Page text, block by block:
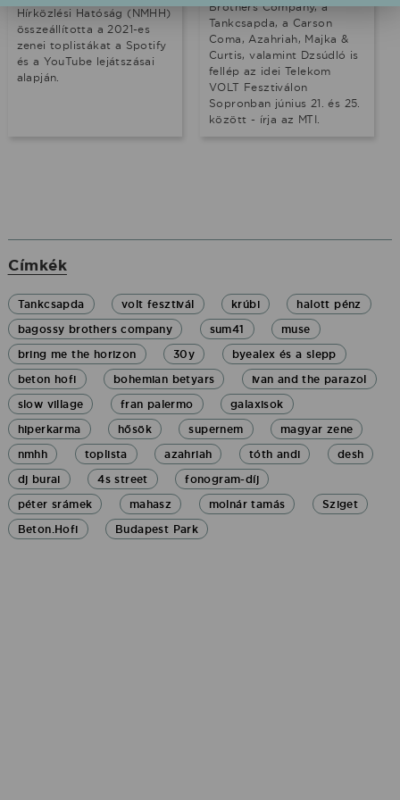
Hírközlési Hatóság (NMHH)
összeállította a 2021-es
zenei toplistákat a Spotify
és a YouTube lejátszásai
alapján.
Brothers Company, a
Tankcsapda, a Carson
Coma, Azahriah, Majka &
Curtis, valamint Dzsúdló is
fellép az idei Telekom
VOLT Fesztiválon
Sopronban június 21. és 25.
között - írja az MTI.
Címkék
Tankcsapda volt fesztivál krúbi
halott pénz
bagossy brothers company
sum41
muse
bring me the horizon
30y
byealex és a slepp
beton hofi
bohemian betyars
ivan and the parazol
slow village
fran palermo
galaxisok
hiperkarma
hősök supernem
magyar zene
nmhh
toplista azahriah tóth andi
desh
dj burai
4s street
fonogram-díj
péter srámek
mahasz molnár tamás
Sziget
Beton.Hofi
Budapest Park